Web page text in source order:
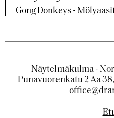
Gong Donkeys -
Näytelmäkulma -
Punavuorenkatu 2 Aa